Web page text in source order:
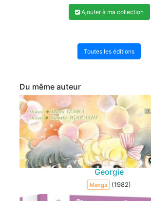
Ajouter à ma collection
Toutes les éditions
Du même auteur
Georgie
Manga (1982)